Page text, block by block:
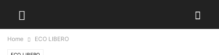
Home ECO LIBERO